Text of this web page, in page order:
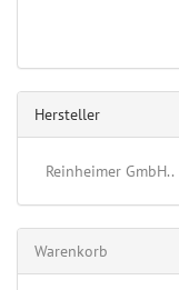
Hersteller
Reinheimer GmbH..
Warenkorb